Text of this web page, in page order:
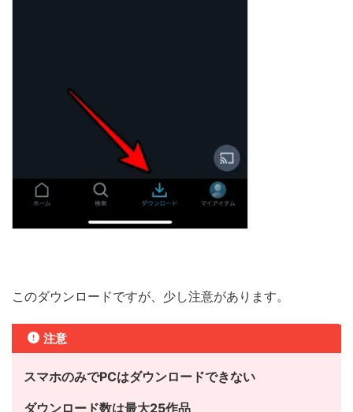
このダウンロードですが、少し注意があります。
注意
スマホのみでPCはダウンロードできない
ダウンロード数は最大25作品